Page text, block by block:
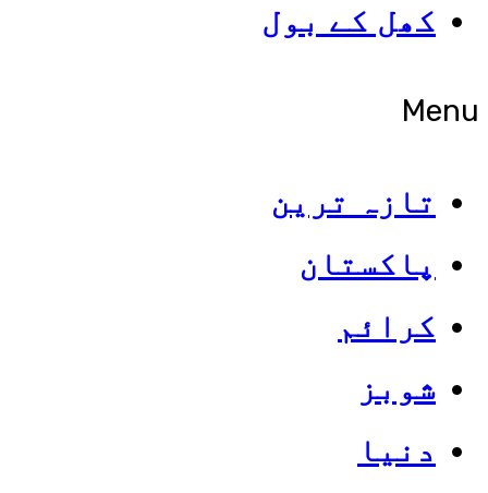
کھل کے بول
Menu
تازہ ترین
پاکستان
کرائم
شوبز
دنیا